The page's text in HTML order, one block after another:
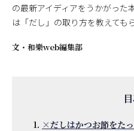
の最新アイディアをうかがった
は「だし」の取り方を教えても
文・ 和樂web編集部
×だしはかつお節をた